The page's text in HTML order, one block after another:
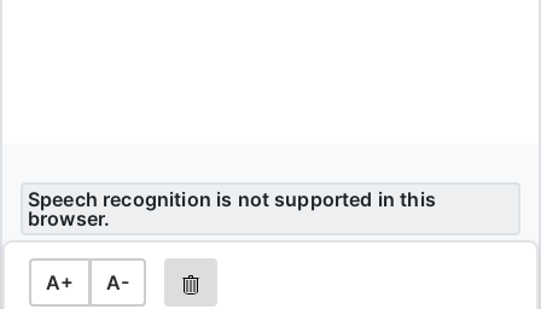
Speech recognition is not supported in this
browser.
A+ A-